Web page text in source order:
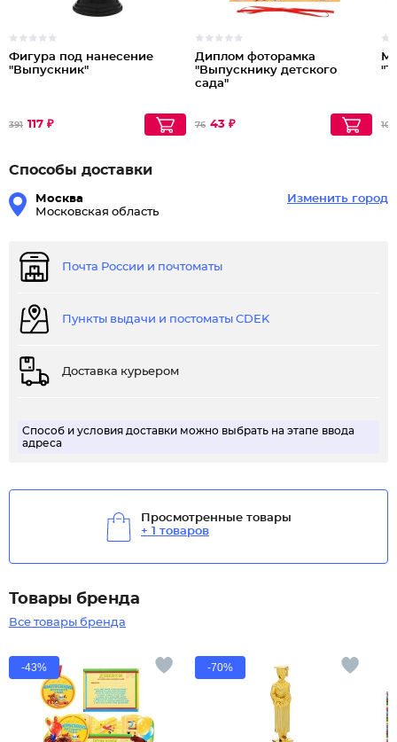
Фигура под нанесение
"Выпускник"
391 117 ₽
Диплом фоторамка
"Выпускнику детского
сада"
76 43 ₽ 103
Способы доставки
Москва
Московская область
Изменить город
Почта России и почтоматы
Пункты выдачи и постоматы CDEK
Доставка курьером
Способ и условия доставки можно выбрать на этапе ввода
адреса
Просмотренные товары
+ 1 товаров
Товары бренда
Все товары бренда
-43% -70%